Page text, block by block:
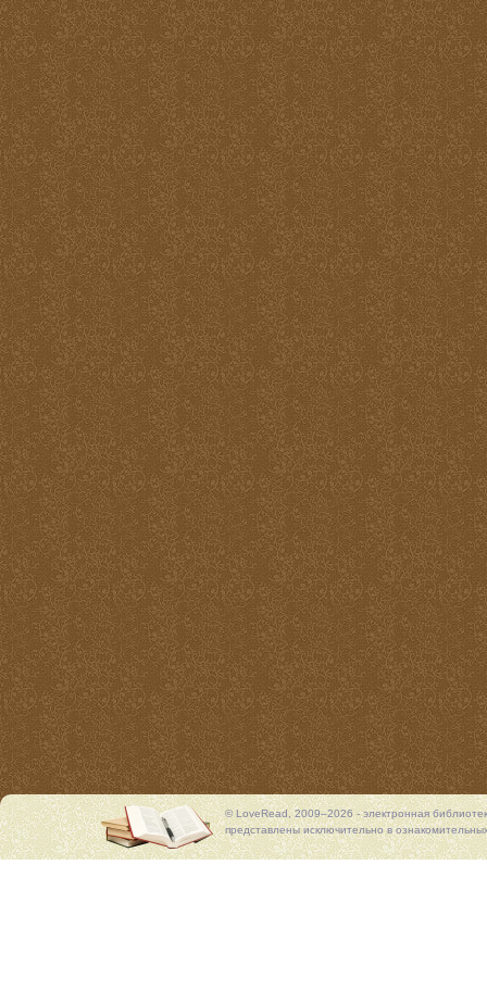
© LoveRead, 2009–2026 - электронная
представлены исключительно в